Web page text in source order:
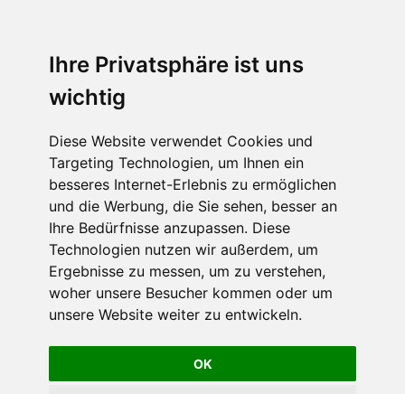
Ihre Privatsphäre ist uns
wichtig
Diese Website verwendet Cookies und
Targeting Technologien, um Ihnen ein
besseres Internet-Erlebnis zu ermöglichen
und die Werbung, die Sie sehen, besser an
Ihre Bedürfnisse anzupassen. Diese
Technologien nutzen wir außerdem, um
Ergebnisse zu messen, um zu verstehen,
woher unsere Besucher kommen oder um
unsere Website weiter zu entwickeln.
OK